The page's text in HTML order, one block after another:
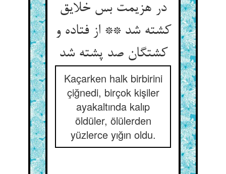
در هزیمت بس خلایق
کشته شد ** از فتاده و
کشتگان صد پشته شد
Kaçarken halk birbirini
çiğnedi, birçok kişiler
ayakaltında kalıp
öldüler, ölülerden
yüzlerce yığın oldu.